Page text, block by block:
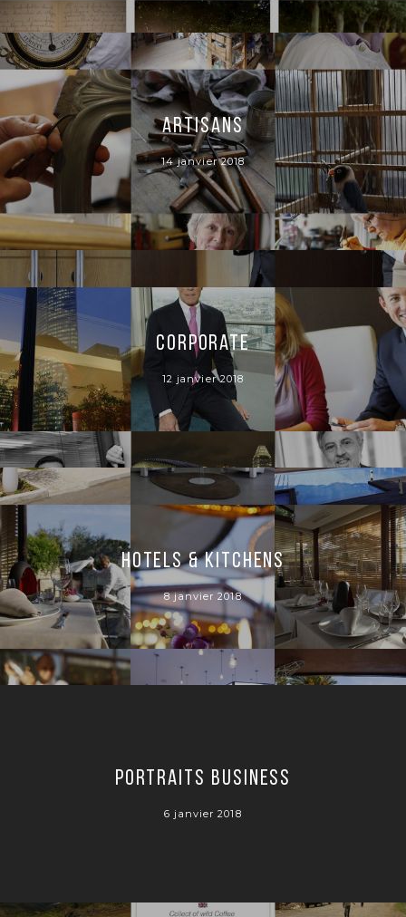
Artisans
14 janvier 2018
Corporate
12 janvier 2018
Hotels & Kitchens
8 janvier 2018
Portraits Business
6 janvier 2018